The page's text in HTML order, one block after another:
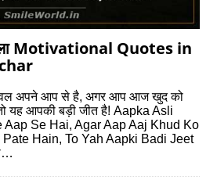
Motivational Quotes in
अपने आप से है, अगर आप आज खुद को
यह आपकी बड़ी जीत है! Aapka Asli
Aap Se Hai, Agar Aap Aaj Khud Ko
Hain, To Yah Aapki Badi Jeet